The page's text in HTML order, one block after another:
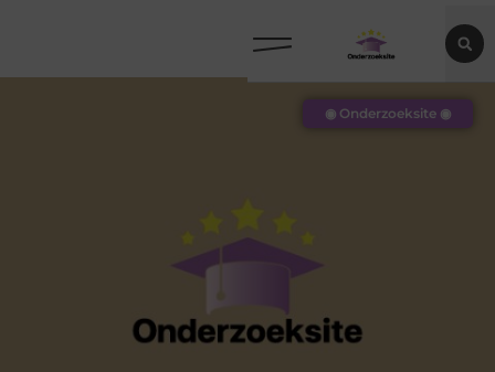
◉ Onderzoeksite ◉